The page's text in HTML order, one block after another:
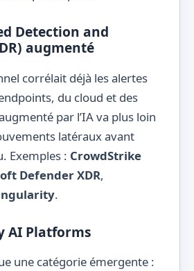
Detection and
augmenté
corrélait déjà les alertes
du cloud et des
par l’IA va plus loin
latéraux avant
Exemples : CrowdStrike
Defender XDR,
.
AI Platforms
une catégorie émergente :